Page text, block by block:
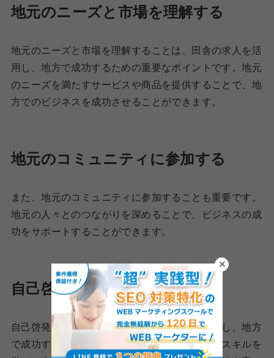
地元のニーズと市場を理解する
地元のニーズと市場を理解することは、田舎の求人を活
用し、地方で成功するための重要なポイントです。地元
のニーズを満たすサービスや商品を提供することで、地
方でのビジネスを成功させることができます。
地元のコミュニティに参加する
また、地元のコミュニティに参加することも重要です。
地元の人々とのつながりを深めることで、ビジネスの成
功をサポートすることができます。
自己啓発とスキルアップ
自己啓発とスキルアップも、田舎の求人を活用し、地方
で成功するための重要なポイントです。新たなスキルを